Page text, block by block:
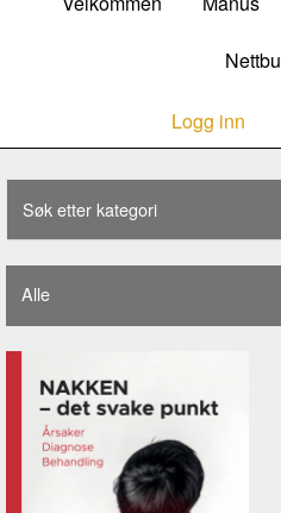
Logg inn
Søk etter kategori
Alle